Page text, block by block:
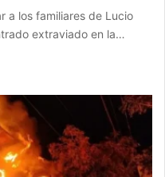
a los familiares de Lucio
extraviado en la…